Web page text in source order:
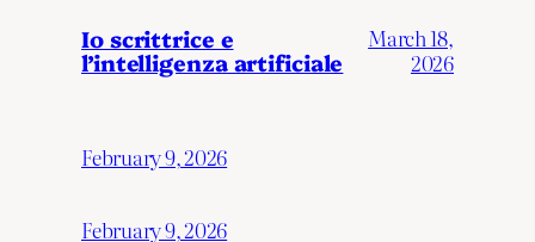
Io scrittrice e
l’intelligenza artificiale
March 18,
2026
February 9, 2026
February 9, 2026